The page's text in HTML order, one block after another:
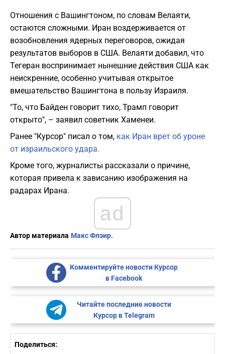
Отношения с Вашингтоном, по словам Велаяти,
остаются сложными. Иран воздерживается от
возобновления ядерных переговоров, ожидая
результатов выборов в США. Велаяти добавил, что
Тегеран воспринимает нынешние действия США как
неискренние, особенно учитывая открытое
вмешательство Вашингтона в пользу Израиля.
"То, что Байден говорит тихо, Трамп говорит
открыто", – заявил советник Хаменеи.
Ранее "Курсор" писал о том, как Иран врет об уроне
от израильского удара.
Кроме того, журналисты рассказали о причине,
которая привела к зависанию изображения на
радарах Ирана.
ad
Автор материала Макс Флэир.
Комментируйте новости Курсор
в Facebook
Читайте последние новости
Курсор в Telegram
Поделиться: